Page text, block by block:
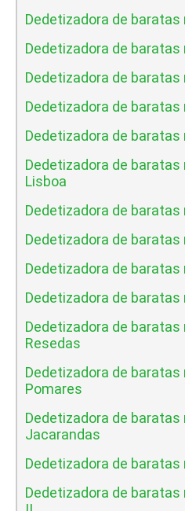
Dedetizadora de baratas
Dedetizadora de baratas
Dedetizadora de
Dedetizadora de baratas
Dedetizadora de baratas
Dedetizadora de baratas
Lisboa
Dedetizadora de baratas
Dedetizadora de baratas
Dedetizadora de baratas
Dedetizadora de baratas
Dedetizadora de baratas
Resedas
Dedetizadora de baratas
Pomares
Dedetizadora de baratas
Jacarandas
Dedetizadora de baratas
Dedetizadora de baratas